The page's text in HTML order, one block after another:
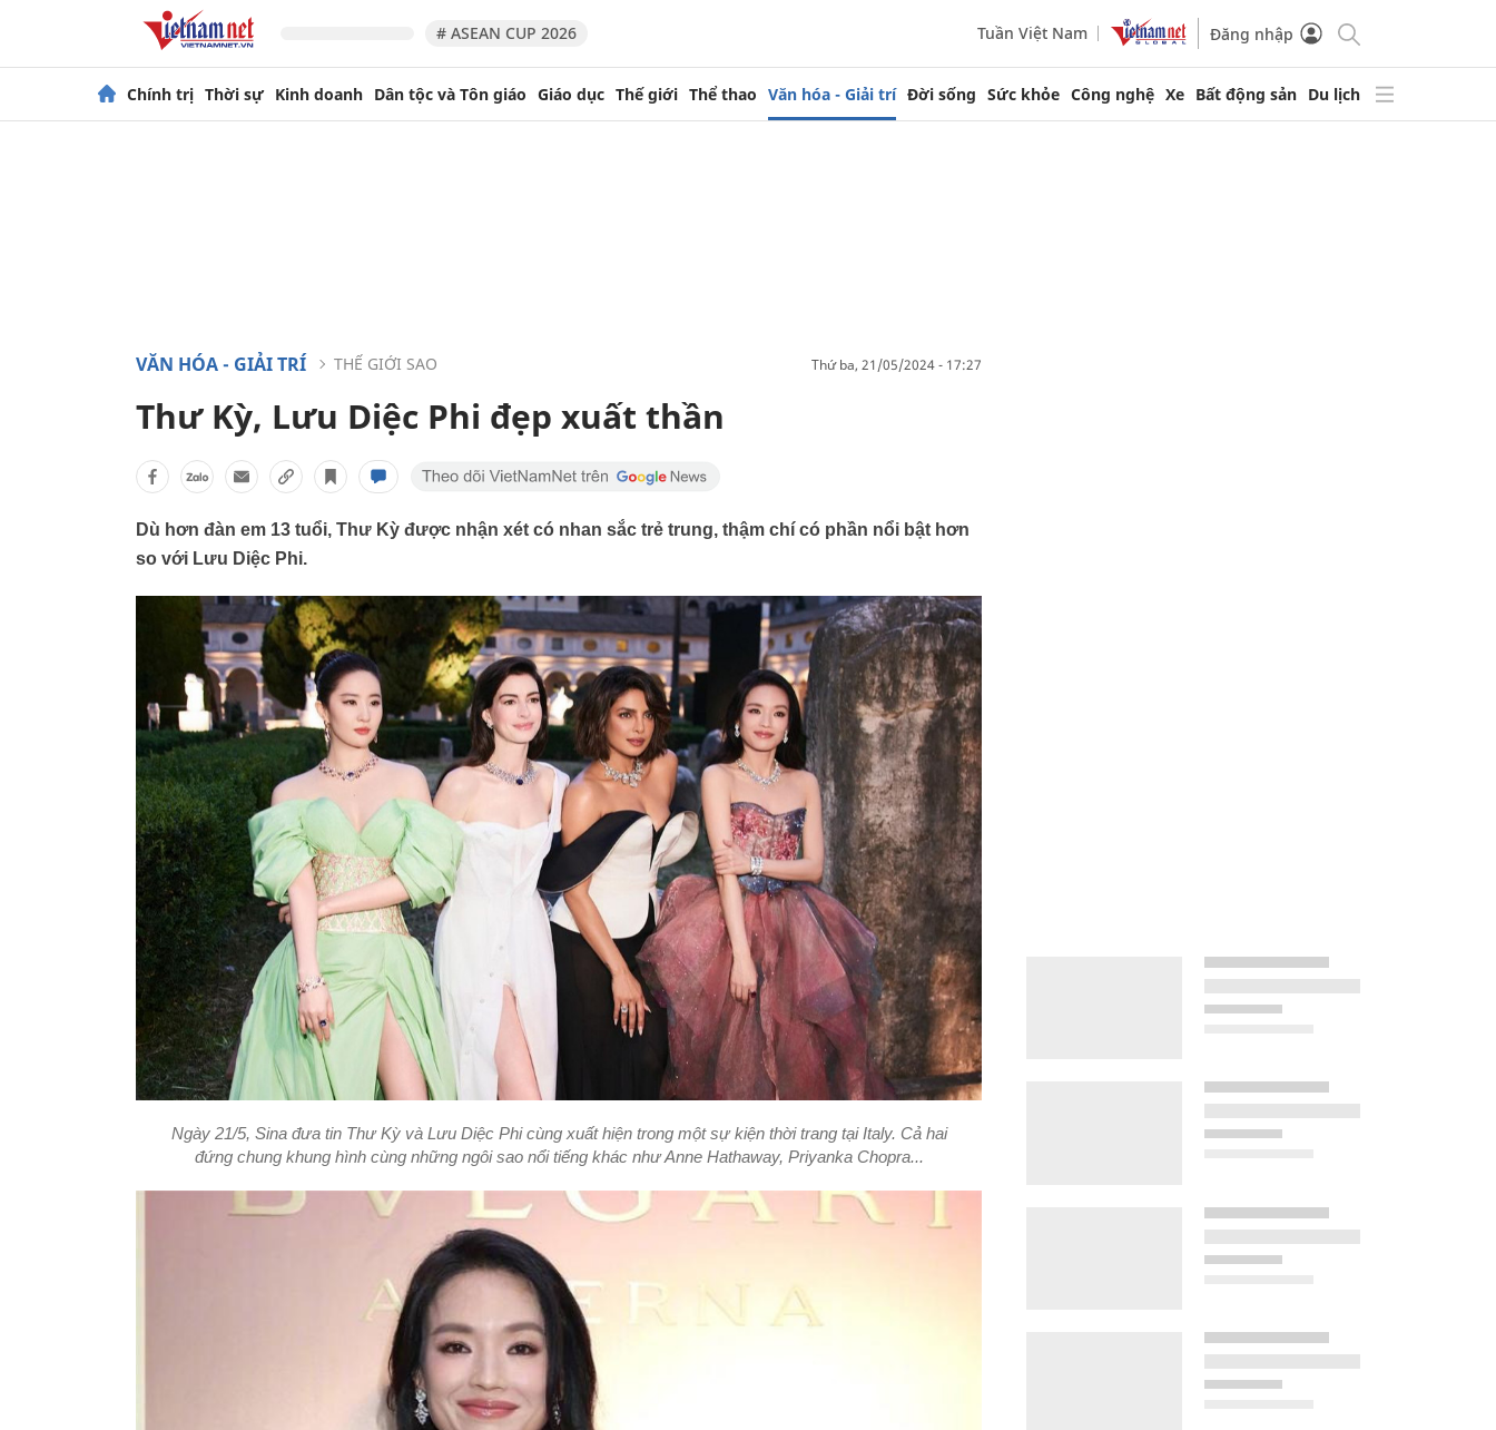
# ASEAN CUP 2026 Tuần Việt Nam Đăng nhập
Chính trị Thời sự Kinh doanh Dân tộc và Tôn giáo Giáo dục Thế giới Thể thao Văn hóa - Giải trí Đời sống Sức khỏe Công nghệ Xe Bất động sản Du lịch
VĂN HÓA - GIẢI TRÍ THẾ GIỚI SAO thứ ba, 21/05/2024 - 17:27
Thư Kỳ, Lưu Diệc Phi đẹp xuất thần
Dù hơn đàn em 13 tuổi, Thư Kỳ được nhận xét có nhan sắc trẻ trung, thậm chí có phần nổi bật hơn
so với Lưu Diệc Phi.
Ngày 21/5, Sina đưa tin Thư Kỳ và Lưu Diệc Phi cùng xuất hiện trong một sự kiện thời trang tại Italy. Cả hai
đứng chung khung hình cùng những ngôi sao nổi tiếng khác như Anne Hathaway, Priyanka Chopra...